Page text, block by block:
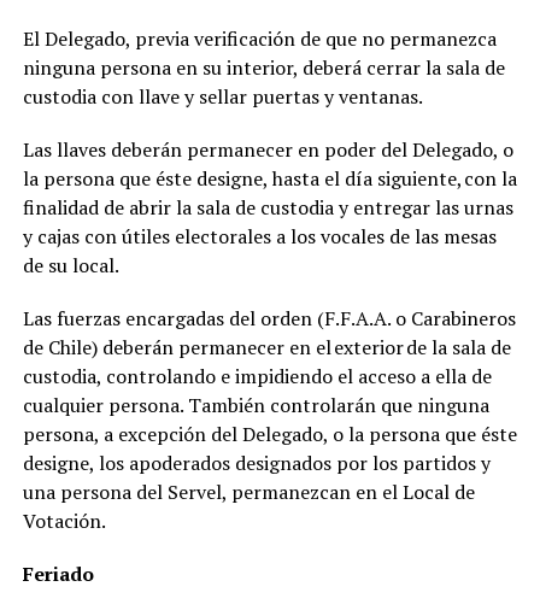
El Delegado, previa verificación de que no permanezca
ninguna persona en su interior, deberá cerrar la sala de
custodia con llave y sellar puertas y ventanas.
Las llaves deberán permanecer en poder del Delegado, o
la persona que éste designe, hasta el día siguiente, con la
finalidad de abrir la sala de custodia y entregar las urnas
y cajas con útiles electorales a los vocales de las mesas
de su local.
Las fuerzas encargadas del orden (F.F.A.A. o Carabineros
de Chile) deberán permanecer en el exterior de la sala de
custodia, controlando e impidiendo el acceso a ella de
cualquier persona. También controlarán que ninguna
persona, a excepción del Delegado, o la persona que éste
designe, los apoderados designados por los partidos y
una persona del Servel, permanezcan en el Local de
Votación.
Feriado